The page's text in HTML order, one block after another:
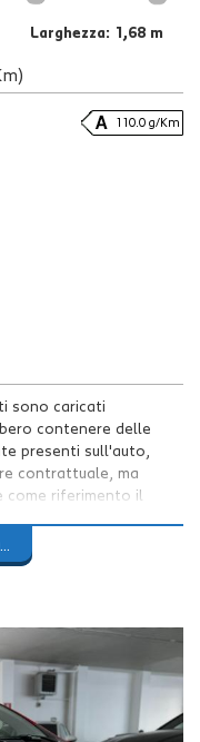
Larghezza: 1,68 m
110.0 g/Km
sono caricati
contenere delle
presenti sull'auto,
contrattuale, ma
come riferimento il
di doppie chiavi